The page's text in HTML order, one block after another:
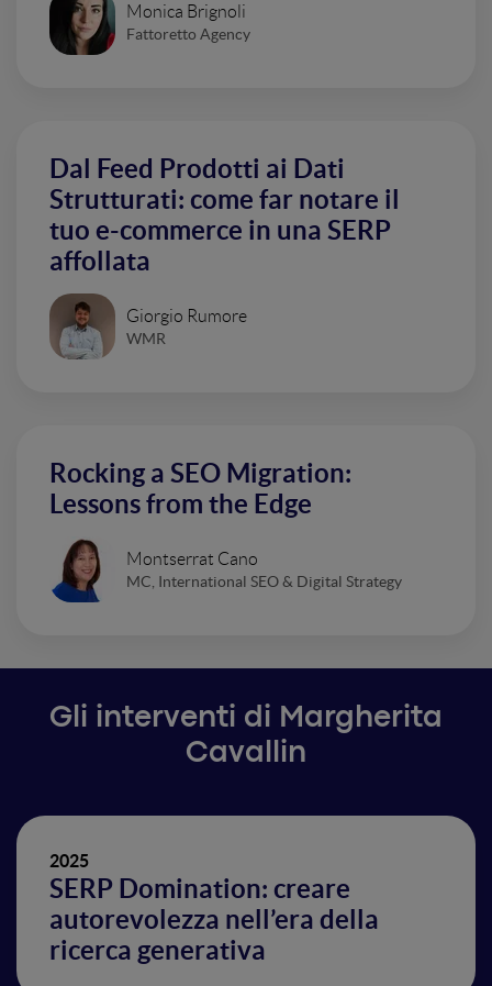
Monica Brignoli
Fattoretto Agency
Dal Feed Prodotti ai Dati
Strutturati: come far notare il
tuo e-commerce in una SERP
affollata
Giorgio Rumore
WMR
Rocking a SEO Migration:
Lessons from the Edge
Montserrat Cano
MC, International SEO & Digital Strategy
Gli interventi di Margherita
Cavallin
2025
SERP Domination: creare
autorevolezza nell’era della
ricerca generativa